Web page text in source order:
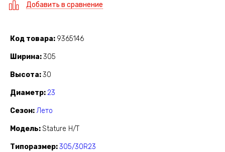
Добавить в сравнение
Код товара 9365146
Ширина 305
Высота 30
Диаметр 23
Сезон Лето
Модель Stature H/T
Типоразмер 305/30R23